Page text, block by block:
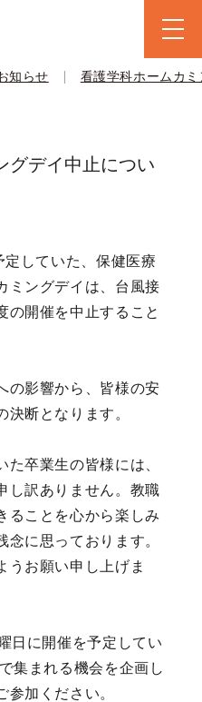
知らせ | 看護学科ホームカ
グデイ中止につい
していた、保健医療
ミングデイは、台風接
の開催を中止すること
の影響から、皆様の安
断となります。
卒業生の皆様には、
し訳ありません。教職
ることを心から楽しみ
に思っております。
うお願い申し上げま
日に開催を予定してい
集まれる機会を企画し
参加ください。